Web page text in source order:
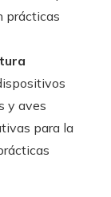
prácticas
y aves
para la